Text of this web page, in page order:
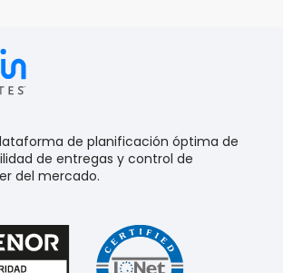
de planificación óptima de
de entregas y control de
del mercado.